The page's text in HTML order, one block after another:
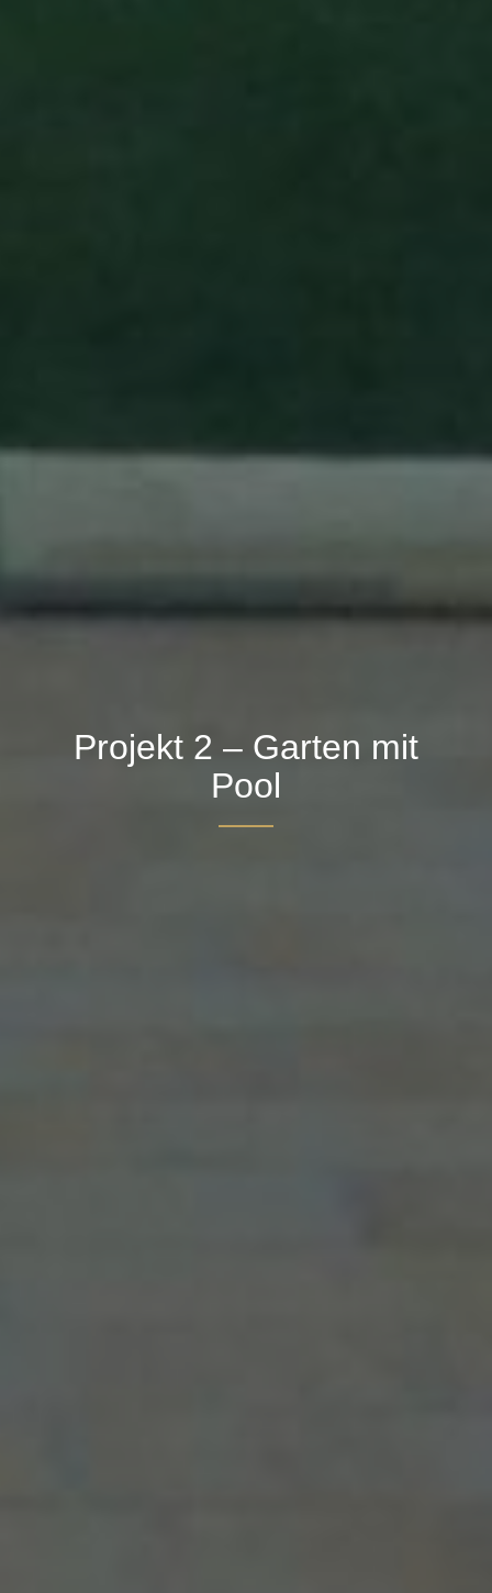
Projekt 2 – Garten mit
Pool